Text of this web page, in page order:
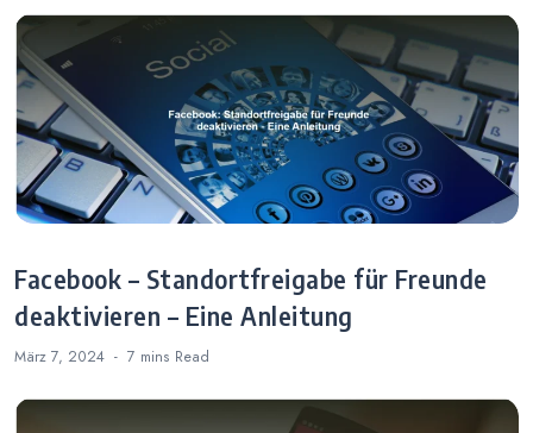
Facebook – Standortfreigabe für Freunde
deaktivieren – Eine Anleitung
März 7, 2024 7 mins Read